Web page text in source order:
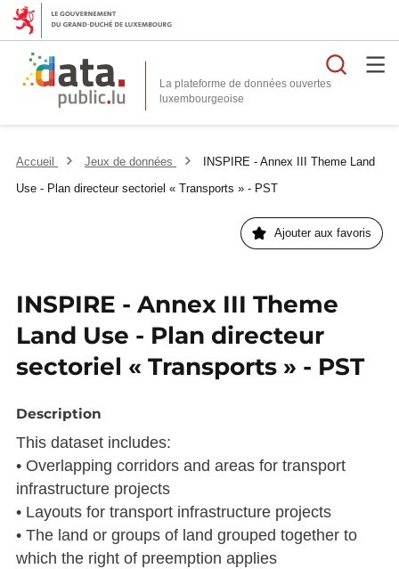
La plateforme de données ouvertes
Accueil Jeux de données
INSPIRE - Annex III Theme Land
Use - Plan directeur sectoriel « Transports » - PST
Ajouter aux favoris
INSPIRE - Annex III Theme
Land Use - Plan directeur
sectoriel « Transports » - PST
Description
This dataset includes:
• Overlapping corridors and areas for transport
infrastructure projects
• Layouts for transport infrastructure projects
• The land or groups of land grouped together to
which the right of preemption applies